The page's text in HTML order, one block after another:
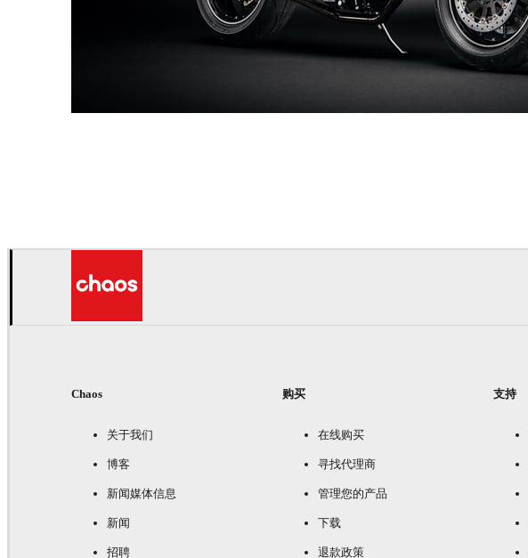
Chaos
关于我们
博客
新闻媒体信息
新闻
招聘
购买
在线购买
寻找代理商
管理您的产品
下载
退款政策
支持